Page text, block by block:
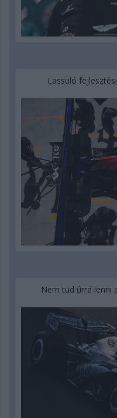
Lassuló
Nem tud úrrá lenni